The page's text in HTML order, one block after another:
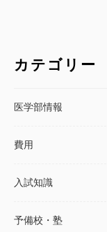
カテゴリー
医学部情報
費用
入試知識
予備校・塾